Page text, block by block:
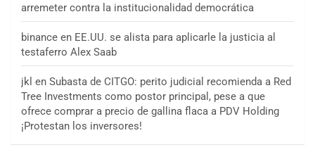
arremeter contra la institucionalidad democrática
binance en EE.UU. se alista para aplicarle la justicia al
testaferro Alex Saab
jkl en Subasta de CITGO: perito judicial recomienda a Red
Tree Investments como postor principal, pese a que
ofrece comprar a precio de gallina flaca a PDV Holding
¡Protestan los inversores!